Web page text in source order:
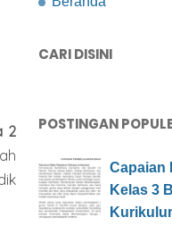
2
CARI DISINI
POSTINGAN
Capaian
Kelas 3